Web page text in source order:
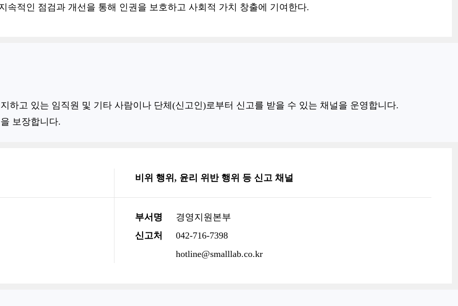
속적인 점검과 개선을 통해 인권을 보호하고 사회적 가치 창출에 기여한다.
하고 있는 임직원 및 기타 사람이나 단체(신고인)로부터 신고를 받을 수 있는 채널을 운영합니다.
보장합니다.
비위 행위, 윤리 위반 행위 등 신고 채널
부서명
경영지원본부
신고처
042-716-7398
hotline@smalllab.co.kr